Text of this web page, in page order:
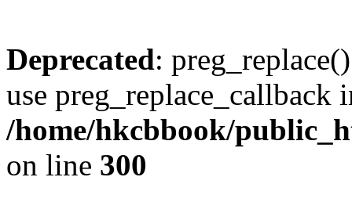
Deprecated:
use preg_replace_callback
/home/hkcbbook/
on line 300